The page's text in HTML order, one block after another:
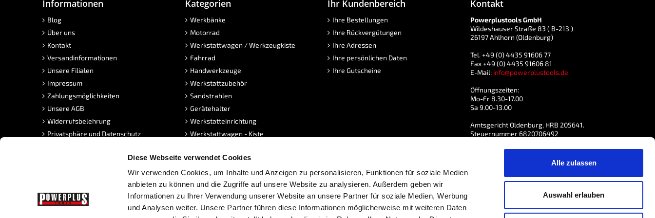
Diese Webseite verwendet Cookies
Wir verwenden Cookies, um Inhalte und Anzeigen zu personalisieren, Funktionen für soziale Medien
anbieten zu können und die Zugriffe auf unsere Website zu analysieren. Außerdem geben wir
Informationen zu Ihrer Verwendung unserer Website an unsere Partner für soziale Medien, Werbung
und Analysen weiter. Unsere Partner führen diese Informationen möglicherweise mit weiteren Daten
Alle zulassen
Auswahl erlauben
Informationen
Blog
Über uns
Kontakt
Versandinformationen
Unsere Filialen
Impressum
Zahlungsmöglichkeiten
Unsere AGB
Widerrufsbelehrung
Privatsphäre und Datenschutz
Kategorien
Werkbänke
Motorrad
Werkstattwagen / Werkzeugkiste
Fahrrad
Handwerkzeuge
Werkstattzubehör
Sandstrahlen
Gerätehalter
Werkstatteinrichtung
Werkstattwagen - Kiste
Neue Produkte
Angebote
Ihr Kundenbereich
Ihre Bestellungen
Ihre Rückvergütungen
Ihre Adressen
Ihre persönlichen Daten
Ihre Gutscheine
Kontakt
Powerplustools GmbH
Wildeshauser Straße 83 ( B-213 )
26197 Ahlhorn (Oldenburg)
Tel. +49 (0) 4435 91606 77
Fax +49 (0) 4435 91606 81
E-Mail: info@powerplustools.de
Öffnungszeiten:
Mo-Fr 8.30-17.00
Sa 9.00-13.00
Amtsgericht Oldenburg, HRB 205641.
Steuernummer 6820706492